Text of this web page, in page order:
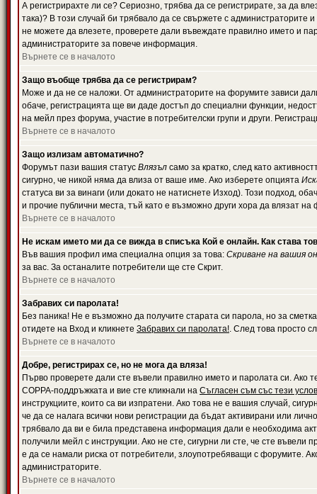
А регистрирахте ли се? Сериозно, трябва да се регистрирате, за да
така)? В този случай би трябвало да се свържете с администраторите
не можете да влезете, проверете дали въвеждате правилно името и
администраторите за повече информация.
Върнете се в началото
Защо въобще трябва да се регистрирам?
Може и да не се наложи. От администраторите на форумите зависи
обаче, регистрацията ще ви даде достъп до специални функции,
на мейл през форума, участие в потребителски групи и други.
Върнете се в началото
Защо излизам автоматично?
Форумът пази вашия статус Влязъл само за кратко, след като
сигурно, че никой няма да влиза от ваше име. Ако изберете опцията
статуса ви за винаги (или докато не натиснете Изход). Този подход,
и прочие публични места, тъй като е възможно други хора да влязат
Върнете се в началото
Не искам името ми да се вижда в списъка Кой е онлайн. Как става
Във вашия профил има специална опция за това: Скриване на вашия
за вас. За останалите потребители ще сте Скрит.
Върнете се в началото
Забравих си паролата!
Без паника! Не е възможно да получите старата си парола, но за
отидете на Вход и кликнете Забравих си паролата!. След това просто
Върнете се в началото
Добре, регистрирах се, но не мога да вляза!
Първо проверете дали сте въвели правилно името и паролата си. Ако
COPPA-поддръжката и вие сте кликнали на Съгласен съм със тези
инструкциите, които са ви изпратени. Ако това не е вашия случай,
че да се налага всички нови регистрации да бъдат активирани или
трябвало да ви е била представена информация дали е необходима
получили мейл с инструкции. Ако не сте, сигурни ли сте, че сте
е да се намали риска от потребители, злоупотребяващи с форумите.
администраторите.
Върнете се в началото